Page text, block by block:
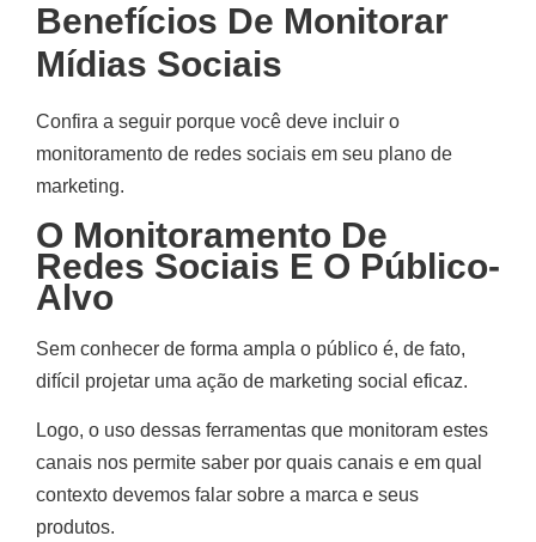
Benefícios De Monitorar
Mídias Sociais
Confira a seguir porque você deve incluir o
monitoramento de redes sociais em seu plano de
marketing.
O Monitoramento De
Redes Sociais E O Público-
Alvo
Sem conhecer de forma ampla o público é, de fato,
difícil projetar uma ação de marketing social eficaz.
Logo, o uso dessas ferramentas que monitoram estes
canais nos permite saber por quais canais e em qual
contexto devemos falar sobre a marca e seus
produtos.